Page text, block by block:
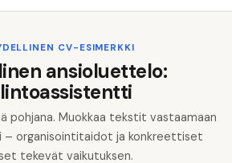
CV-ESIMERKKI
ansioluettelo:
pohjana. Muokkaa tekstit vastaamaan
– organisointitaidot ja konkreettiset
tekevät vaikutuksen.